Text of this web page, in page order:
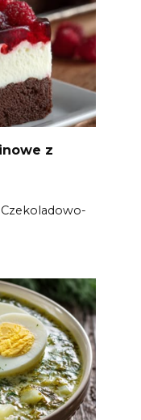
z
Czekoladowo-